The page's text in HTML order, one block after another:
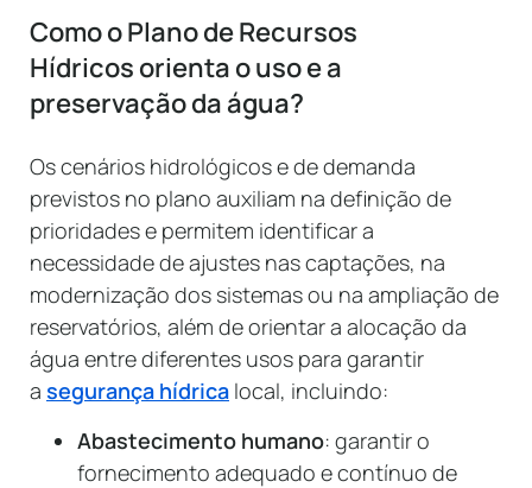
Como o Plano de Recursos
Hídricos orienta o uso e a
preservação da água?
Os cenários hidrológicos e de demanda
previstos no plano auxiliam na definição de
prioridades e permitem identificar a
necessidade de ajustes nas captações, na
modernização dos sistemas ou na ampliação de
reservatórios, além de orientar a alocação da
água entre diferentes usos para garantir
a segurança hídrica local, incluindo:
Abastecimento humano: garantir o
fornecimento adequado e contínuo de